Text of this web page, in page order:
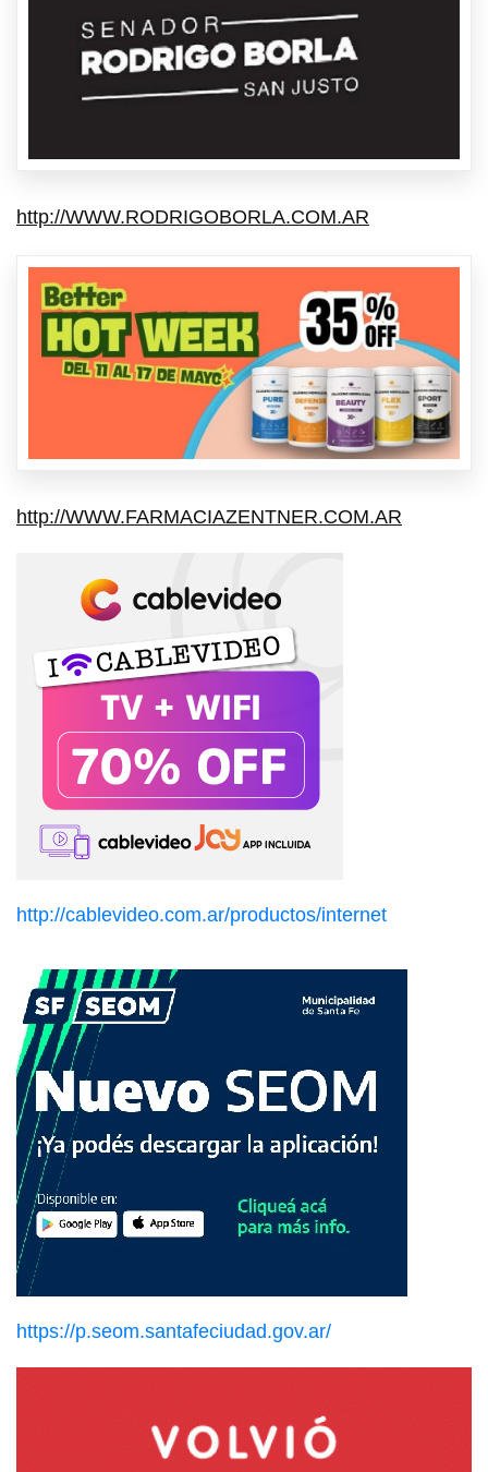
http://WWW.RODRIGOBORLA.COM.AR
http://WWW.FARMACIAZENTNER.COM.AR
http://cablevideo.com.ar/productos/internet
https://p.seom.santafeciudad.gov.ar/